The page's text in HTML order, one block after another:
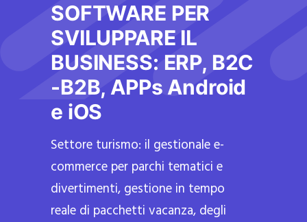
SOFTWARE PER
SVILUPPARE IL
BUSINESS: ERP, B2C
-B2B, APPs Android
e iOS
Settore turismo: il gestionale e-
commerce per parchi tematici e
divertimenti, gestione in tempo
reale di pacchetti vacanza, degli